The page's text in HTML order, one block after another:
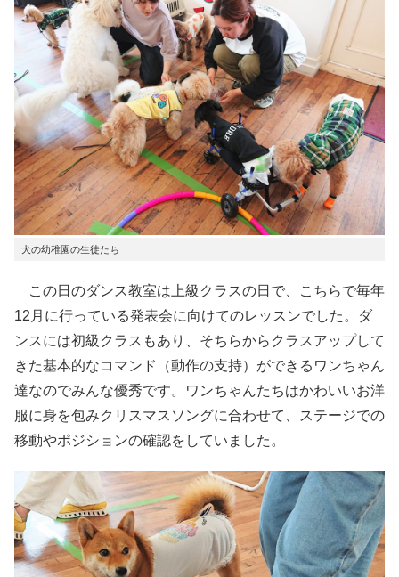
犬の幼稚園の生徒たち
この日のダンス教室は上級クラスの日で、こちらで毎年
12月に行っている発表会に向けてのレッスンでした。ダ
ンスには初級クラスもあり、そちらからクラスアップして
きた基本的なコマンド（動作の支持）ができるワンちゃん
達なのでみんな優秀です。ワンちゃんたちはかわいいお洋
服に身を包みクリスマスソングに合わせて、ステージでの
移動やポジションの確認をしていました。